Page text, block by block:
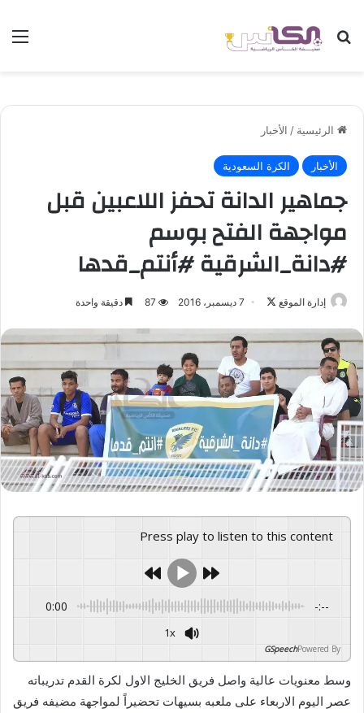
بحث عن
الرئيسية / الأخبار
الأخبار الكرة السعودية
جماهير الدانة تحفز اللاعبين قبل
مواجهة الفتح بوسم
#دانة_الشرقية #أنتم_قدها
إدارة الموقع
ب
ع
ل
X
7 ديسمبر، 2016 87 دقيقة واحدة
Press play to listen to this content
0:00 -:--
1x
Powered By
GSpeech
وسط معنويات عالية واصل فريق الخليج الاول لكرة القدم تدريباته
عصر اليوم الاربعاء على ملعبه بسيهات تحضيراً لمواجهة مضيفه فريق